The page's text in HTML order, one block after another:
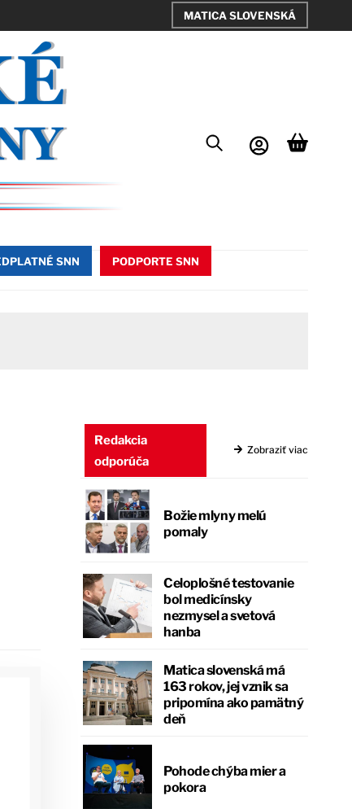
MATICA SLOVENSKÁ
SNN PODPORTE SNN
Redakcia
odporúča
Zobraziť viac
Božie mlyny melú
pomaly
Celoplošné testovanie
bol medicínsky
nezmysel a svetová
hanba
Matica slovenská má
163 rokov, jej vznik sa
pripomína ako pamätný
deň
Pohode chýba mier a
pokora